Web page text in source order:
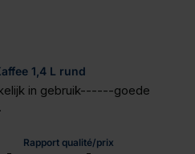
1,4 L rund
in gebruik------goede
Rapport qualité/prix